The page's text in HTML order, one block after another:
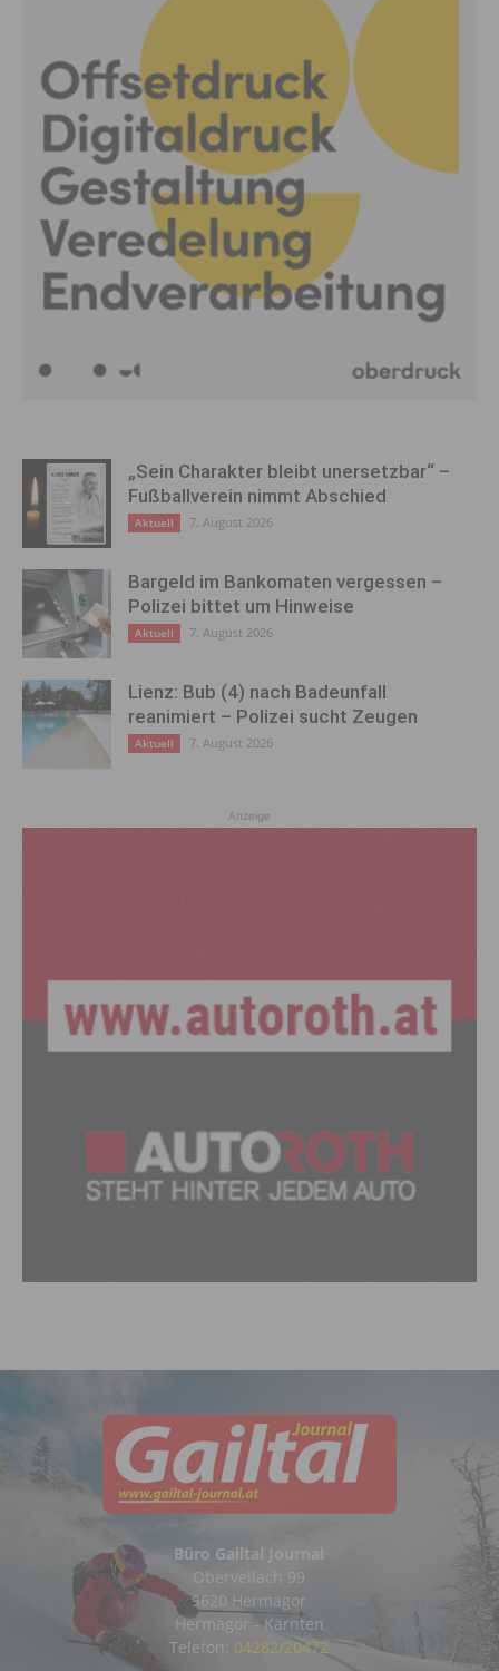
„Sein Charakter bleibt unersetzbar“ –
Fußballverein nimmt Abschied
Aktuell 7. August 2026
Bargeld im Bankomaten vergessen –
Polizei bittet um Hinweise
Aktuell 7. August 2026
Lienz: Bub (4) nach Badeunfall
reanimiert – Polizei sucht Zeugen
Aktuell 7. August 2026
Anzeige
Büro Gailtal Journal
Obervellach 99
9620 Hermagor
Hermagor - Kärnten
Telefon: 04282/20472